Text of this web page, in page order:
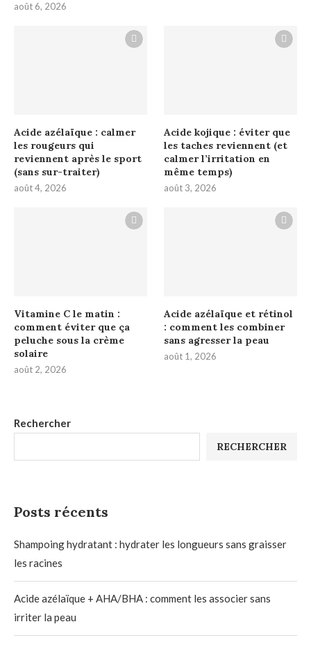
Rechercher
RECHERCHER
Posts récents
Shampoing hydratant : hydrater les longueurs sans graisser
les racines
Acide azélaïque + AHA/BHA : comment les associer sans
irriter la peau
août 6, 2026
Acide azélaïque : calmer
les rougeurs qui
reviennent après le sport
(sans sur-traiter)
août 4, 2026
Acide kojique : éviter que
les taches reviennent (et
calmer l’irritation en
même temps)
août 3, 2026
Vitamine C le matin :
comment éviter que ça
peluche sous la crème
solaire
août 2, 2026
Acide azélaïque et rétinol
: comment les combiner
sans agresser la peau
août 1, 2026